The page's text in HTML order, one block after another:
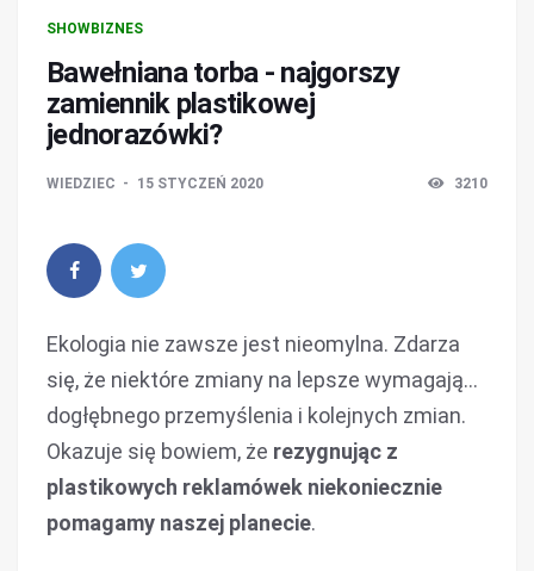
SHOWBIZNES
Bawełniana torba - najgorszy
zamiennik plastikowej
jednorazówki?
WIEDZIEC 15 STYCZEŃ 2020 3210
Ekologia nie zawsze jest nieomylna. Zdarza
się, że niektóre zmiany na lepsze wymagają…
dogłębnego przemyślenia i kolejnych zmian.
Okazuje się bowiem, że rezygnując z
plastikowych reklamówek niekoniecznie
pomagamy naszej planecie.